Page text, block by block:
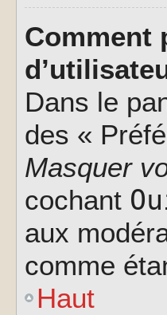
Comment
Dans le
des «
Masquer
cochant
aux
comme
Haut